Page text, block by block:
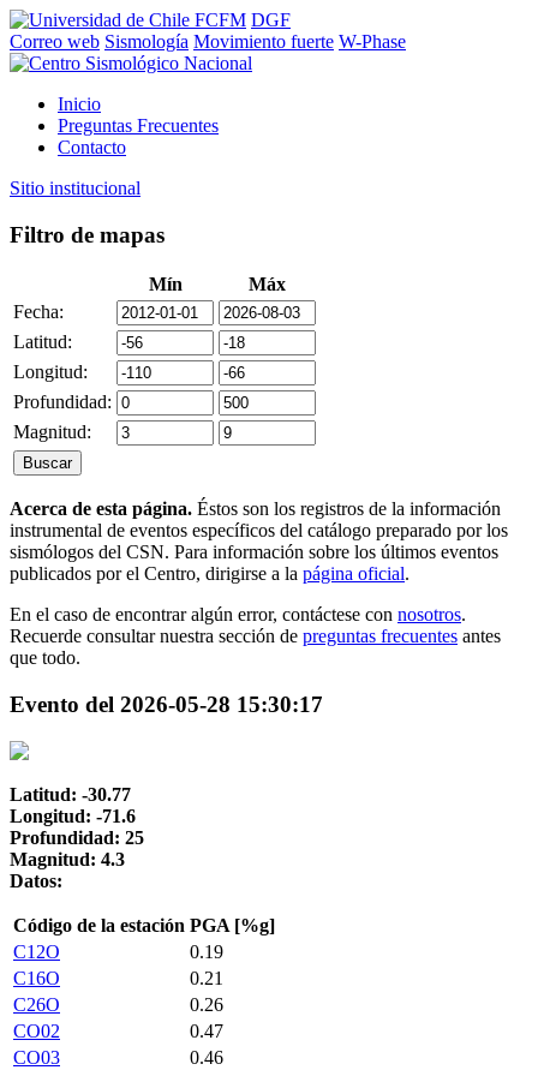
FCFM DGF
Correo web Sismología Movimiento fuerte W-Phase
Inicio
Preguntas Frecuentes
Contacto
Sitio institucional
Filtro de mapas
Mín
Máx
Fecha:
Latitud:
Longitud:
Profundidad:
Magnitud:
Acerca de esta página. Éstos son los registros de la información
instrumental de eventos específicos del catálogo preparado por los
sismólogos del CSN. Para información sobre los últimos eventos
publicados por el Centro, dirigirse a la página oficial.
En el caso de encontrar algún error, contáctese con nosotros.
Recuerde consultar nuestra sección de preguntas frecuentes antes
que todo.
Evento del 2026-05-28 15:30:17
Latitud: -30.77
Longitud: -71.6
Profundidad: 25
Magnitud: 4.3
Datos:
Código de la estación PGA [%g]
C12O
0.19
C16O
0.21
C26O
0.26
CO02
0.47
CO03
0.46